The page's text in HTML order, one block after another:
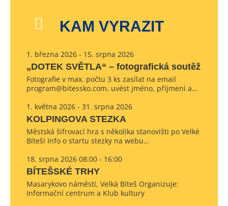
KAM VYRAZIT
1. března 2026 - 15. srpna 2026
„DOTEK SVĚTLA“ – fotografická soutěž
Fotografie v max. počtu 3 ks zasílat na email
program@bitessko.com, uvést jméno, příjmení a…
1. května 2026 - 31. srpna 2026
KOLPINGOVA STEZKA
Městská šifrovací hra s několika stanovišti po Velké
Bíteši Info o startu stezky na webu…
18. srpna 2026 08:00 - 16:00
BÍTEŠSKÉ TRHY
Masarykovo náměstí, Velká Bíteš Organizuje:
Informační centrum a Klub kultury